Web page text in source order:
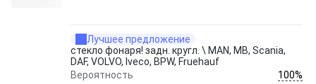
Лучшее предложение
стекло фонаря! задн. кругл. \ MAN, MB, Scania,
DAF, VOLVO, Iveco, BPW, Fruehauf
Вероятность
100%